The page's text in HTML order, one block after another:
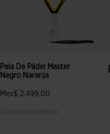
Pala De Pádel Master
Negro Naranja
Mex$ 2.499,00
Colores disponibles